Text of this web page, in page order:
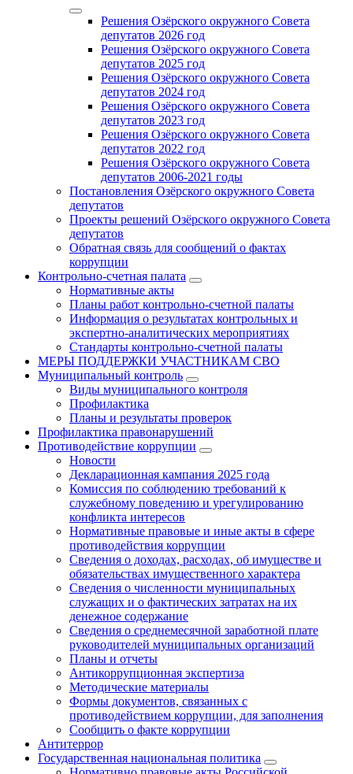
Решения Озёрского окружного Совета
депутатов 2026 год
Решения Озёрского окружного Совета
депутатов 2025 год
Решения Озёрского окружного Совета
депутатов 2024 год
Решения Озёрского окружного Совета
депутатов 2023 год
Решения Озёрского окружного Совета
депутатов 2022 год
Решения Озёрского окружного Совета
депутатов 2006-2021 годы
Постановления Озёрского окружного Совета
депутатов
Проекты решений Озёрского окружного Совета
депутатов
Обратная связь для сообщений о фактах
коррупции
Контрольно-счетная палата
Нормативные акты
Планы работ контрольно-счетной палаты
Информация о результатах контрольных и
экспертно-аналитических мероприятиях
Стандарты контрольно-счетной палаты
МЕРЫ ПОДДЕРЖКИ УЧАСТНИКАМ СВО
Муниципальный контроль
Виды муниципального контроля
Профилактика
Планы и результаты проверок
Профилактика правонарушений
Противодействие коррупции
Новости
Декларационная кампания 2025 года
Комиссия по соблюдению требований к
служебному поведению и урегулированию
конфликта интересов
Нормативные правовые и иные акты в сфере
противодействия коррупции
Сведения о доходах, расходах, об имуществе и
обязательствах имущественного характера
Сведения о численности муниципальных
служащих и о фактических затратах на их
денежное содержание
Сведения о среднемесячной заработной плате
руководителей муниципальных организаций
Планы и отчеты
Антикоррупционная экспертиза
Методические материалы
Формы документов, связанных с
противодействием коррупции, для заполнения
Сообщить о факте коррупции
Антитеррор
Государственная национальная политика